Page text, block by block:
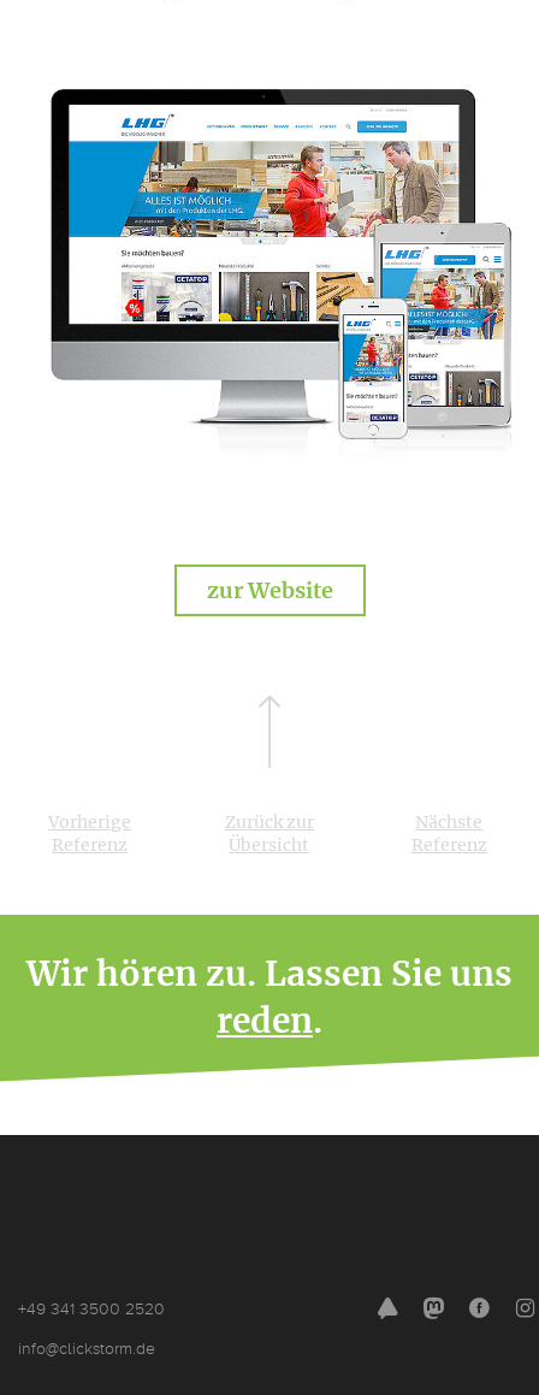
zur Website
Vorherige
Referenz
Zurück zur
Übersicht
Nächste
Referenz
Wir hören zu. Lassen Sie uns
reden.
+49 341 3500 2520
info@clnoSpam
ickstorm.de